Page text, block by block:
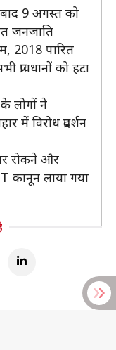
9 अगस्त को
जनजाति
2018 पारित
को हटा
लोगों ने
में विरोध प्रदर्शन
रोकने और
लाया गया